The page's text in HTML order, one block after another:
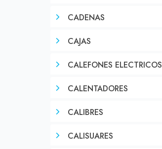
CADENAS
CAJAS
CALEFONES ELECTRICOS
CALENTADORES
CALIBRES
CALISUARES